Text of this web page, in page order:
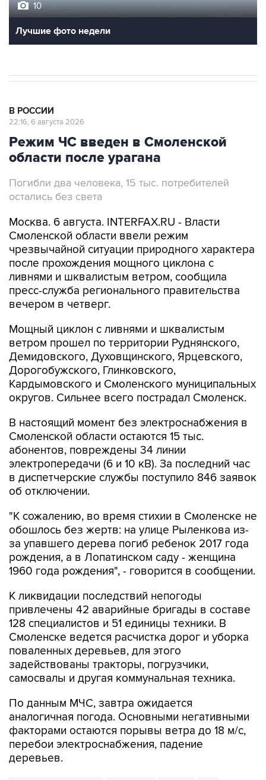
Лучшие фото недели
Режим ЧС введен в Смоленской
области после урагана
Погибли два человека, 15 тыс. потребителей
Москва. 6 августа. INTERFAX.RU - Власти
чрезвычайной ситуации природного характера
после прохождения мощного циклона с
ливнями и шквалистым ветром, сообщила
пресс-служба регионального правительства
вечером в четверг.
Мощный циклон с ливнями и шквалистым
Демидовского, Духовщинского, Ярцевского,
Дорогобужского, Глинковского,
Кардымовского и Смоленского муниципальных
округов. Сильнее всего пострадал Смоленск.
В настоящий момент без электроснабжения в
абонентов, повреждены 34 линии
электропередачи (6 и 10 кВ). За последний час
в диспетчерские службы поступило 846 заявок
об отключении.
"К сожалению, во время стихии в Смоленске не
за упавшего дерева погиб ребенок 2017 года
рождения, а в Лопатинском саду - женщина
1960 года рождения", - говорится в сообщении.
К ликвидации последствий непогоды
128 специалистов и 51 единицы техники. В
Смоленске ведется расчистка дорог и уборка
поваленных деревьев, для этого
задействованы тракторы, погрузчики,
самосвалы и другая коммунальная техника.
По данным МЧС, завтра ожидается
факторами остаются порывы ветра до 18 м/с,
перебои электроснабжения, падение
деревьев.
Смоленская область